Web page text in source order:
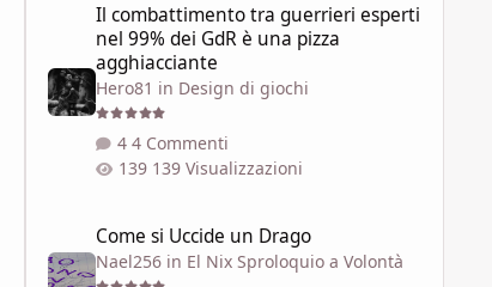
Il combattimento tra guerrieri esperti
nel 99% dei GdR è una pizza
agghiacciante
Hero81 in Design di giochi
4 Commenti
139 Visualizzazioni
Come si Uccide un Drago
Nael256in El Nix Sproloquio a Volontà